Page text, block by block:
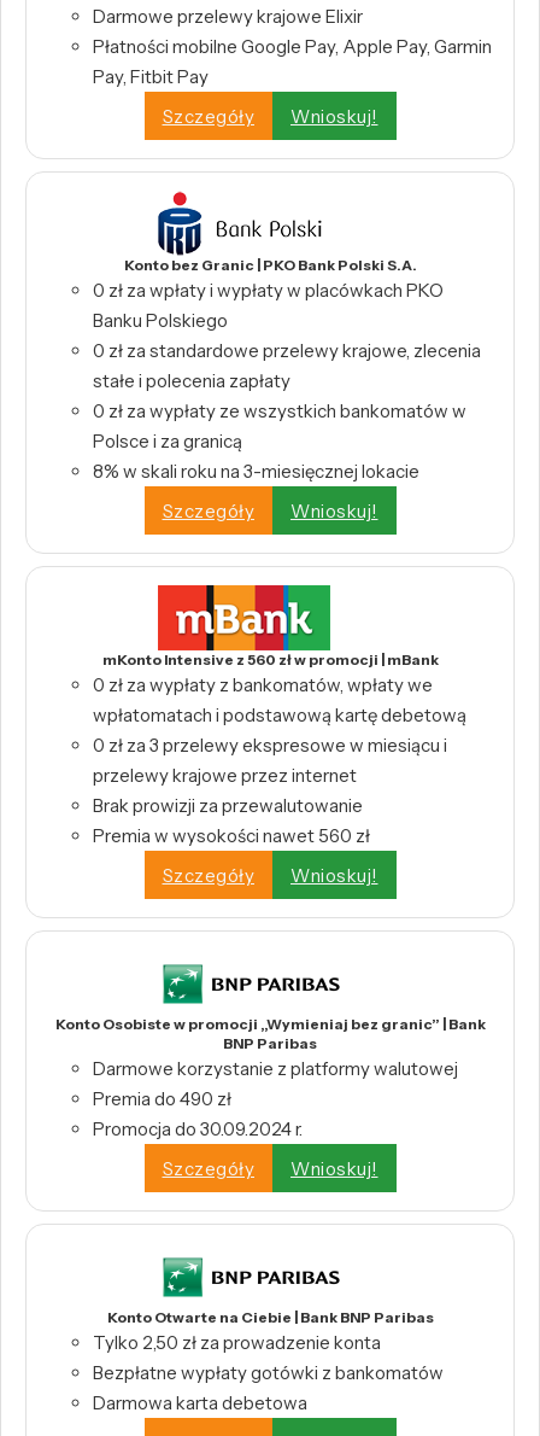
Darmowe przelewy krajowe Elixir
Płatności mobilne Google Pay, Apple Pay, Garmin
Pay, Fitbit Pay
Szczegóły
Wnioskuj!
Konto bez Granic | PKO Bank Polski S.A.
0 zł za wpłaty i wypłaty w placówkach PKO
Banku Polskiego
0 zł za standardowe przelewy krajowe, zlecenia
stałe i polecenia zapłaty
0 zł za wypłaty ze wszystkich bankomatów w
Polsce i za granicą
8% w skali roku na 3-miesięcznej lokacie
Szczegóły
Wnioskuj!
mKonto Intensive z 560 zł w promocji | mBank
0 zł za wypłaty z bankomatów, wpłaty we
wpłatomatach i podstawową kartę debetową
0 zł za 3 przelewy ekspresowe w miesiącu i
przelewy krajowe przez internet
Brak prowizji za przewalutowanie
Premia w wysokości nawet 560 zł
Szczegóły
Wnioskuj!
Konto Osobiste w promocji „Wymieniaj bez granic” | Bank
BNP Paribas
Darmowe korzystanie z platformy walutowej
Premia do 490 zł
Promocja do 30.09.2024 r.
Szczegóły
Wnioskuj!
Konto Otwarte na Ciebie | Bank BNP Paribas
Tylko 2,50 zł za prowadzenie konta
Bezpłatne wypłaty gotówki z bankomatów
Darmowa karta debetowa